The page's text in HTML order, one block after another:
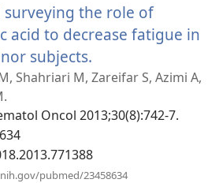
the role of
acid to decrease fatigue in
subjects.
หน้าต่าง
Shahriari M, Zareifar S, Azimi A,
Oncol 2013;30(8):742-7.
pubmed/23458634